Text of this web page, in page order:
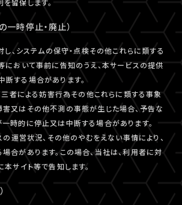
留保します。
一時停止・廃止）
、システムの保守・点検その他これらに類する
において事前に告知のうえ、本サービスの提供
する場合があります。
三者による妨害行為その他これらに類する事象
又はその他不測の事態が生じた場合、予告な
時的に停止又は中断する場合があります。
運営状況、その他のやむをえない事情により、
合があります。この場合、当社は、利用者に対
本サイト等で告知します。